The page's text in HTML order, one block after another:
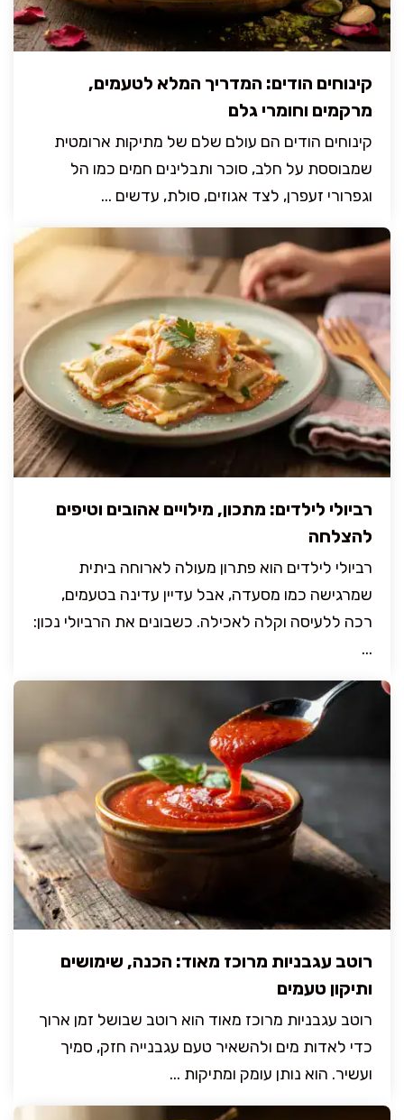
קינוחים הודים: המדריך המלא לטעמים,
מרקמים וחומרי גלם
קינוחים הודים הם עולם שלם של מתיקות ארומטית
שמבוססת על חלב, סוכר ותבלינים חמים כמו הל
וגפרורי זעפרן, לצד אגוזים, סולת, עדשים ...
רביולי לילדים: מתכון, מילויים אהובים וטיפים
להצלחה
רביולי לילדים הוא פתרון מעולה לארוחה ביתית
שמרגישה כמו מסעדה, אבל עדיין עדינה בטעמים,
רכה ללעיסה וקלה לאכילה. כשבונים את הרביולי נכון:
...
רוטב עגבניות מרוכז מאוד: הכנה, שימושים
ותיקון טעמים
רוטב עגבניות מרוכז מאוד הוא רוטב שבושל זמן ארוך
כדי לאדות מים ולהשאיר טעם עגבנייה חזק, סמיך
ועשיר. הוא נותן עומק ומתיקות ...